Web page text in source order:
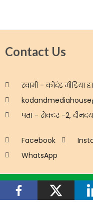
Contact Us
स्वामी - कोदंड मीडिया
पता - सेक्टर -2,
Facebook
WhatsApp
Disclaimer Privacy